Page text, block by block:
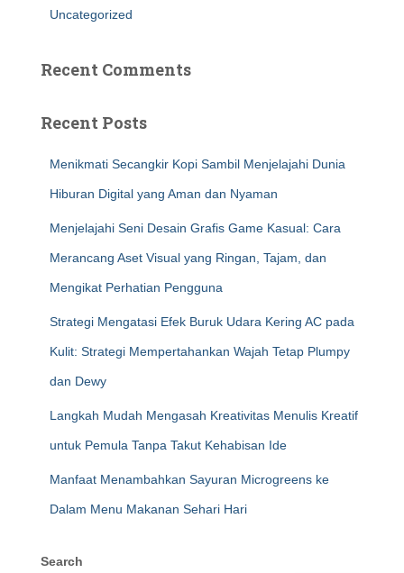
Uncategorized
Recent Comments
Recent Posts
Menikmati Secangkir Kopi Sambil Menjelajahi Dunia
Hiburan Digital yang Aman dan Nyaman
Menjelajahi Seni Desain Grafis Game Kasual: Cara
Merancang Aset Visual yang Ringan, Tajam, dan
Mengikat Perhatian Pengguna
Strategi Mengatasi Efek Buruk Udara Kering AC pada
Kulit: Strategi Mempertahankan Wajah Tetap Plumpy
dan Dewy
Langkah Mudah Mengasah Kreativitas Menulis Kreatif
untuk Pemula Tanpa Takut Kehabisan Ide
Manfaat Menambahkan Sayuran Microgreens ke
Dalam Menu Makanan Sehari Hari
Search